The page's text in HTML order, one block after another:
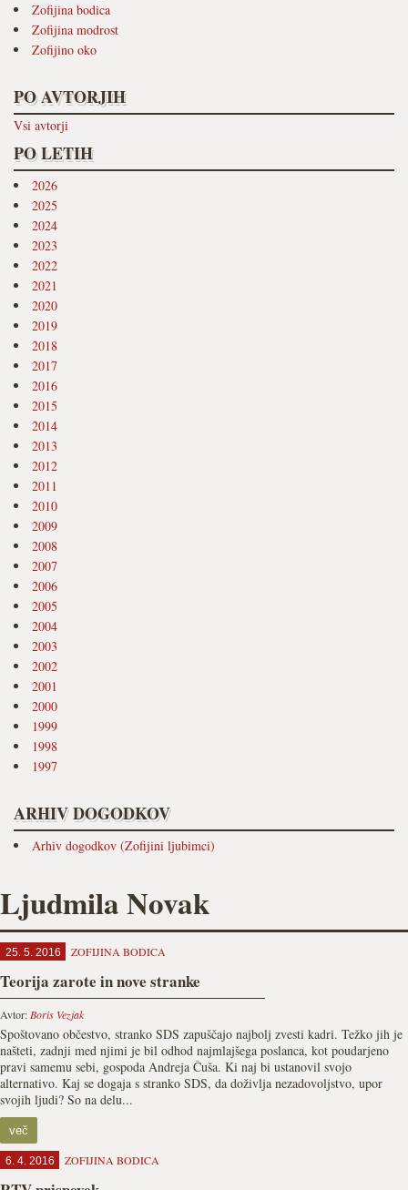
Zofijina bodica
Zofijina modrost
Zofijino oko
PO AVTORJIH
Vsi avtorji
PO LETIH
2026
2025
2024
2023
2022
2021
2020
2019
2018
2017
2016
2015
2014
2013
2012
2011
2010
2009
2008
2007
2006
2005
2004
2003
2002
2001
2000
1999
1998
1997
ARHIV DOGODKOV
Arhiv dogodkov (Zofijini ljubimci)
Ljudmila Novak
25. 5. 2016 ZOFIJINA BODICA
Teorija zarote in nove stranke
Avtor: Boris Vezjak
Spoštovano občestvo, stranko SDS zapuščajo najbolj zvesti kadri. Težko jih je
našteti, zadnji med njimi je bil odhod najmlajšega poslanca, kot poudarjeno
pravi samemu sebi, gospoda Andreja Čuša. Ki naj bi ustanovil svojo
alternativo. Kaj se dogaja s stranko SDS, da doživlja nezadovoljstvo, upor
svojih ljudi? So na delu...
več
6. 4. 2016 ZOFIJINA BODICA